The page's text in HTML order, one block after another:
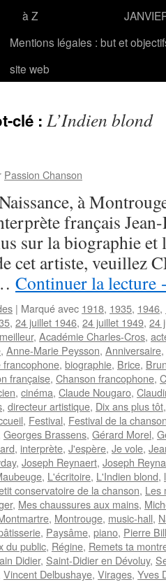
à Z
Mentions légales : but et
site web
clé : L’Indien blond
Passion Chanson
à
français
sur la biographie et
cet artiste, veuillez
Continuer la lecture
| Marqué avec 1918, 1935, 1946,
, 24 juillet 1946, 24 juillet 1949, 24
, Académie Charles-Cros,
, Anne-Marie Peysson, Anniversaire,
francophone, biographie, Brice,
française, Chanson francophone,
, cinéma, Claude Nougaro,
, directeur artistique, Dix ans plus tôt
, Festival, Festival de la
Georges Brassens, Gérard Morel,
, interprète, J'espère, Je vole,
, Joseph Reynaert, Joseph
, L'écritoire, L'Indien blond,
conservatoire de la chanson, Les
, Mes chaussures aux mains,
, Montrouge, music-hall,
, Paysâme, piano, Pierre
du public, Régine, Remets ta
Didier, Saint-Didier en Dévoluy,
Vincent Delbushaye, Virages, Yves